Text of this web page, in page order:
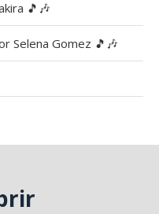
🎵🎶
Selena Gomez 🎵🎶